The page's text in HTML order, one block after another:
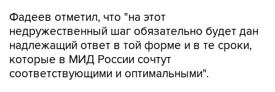
Фадеев отметил, что "на этот
недружественный шаг обязательно будет дан
надлежащий ответ в той форме и в те сроки,
которые в МИД России сочтут
соответствующими и оптимальными".